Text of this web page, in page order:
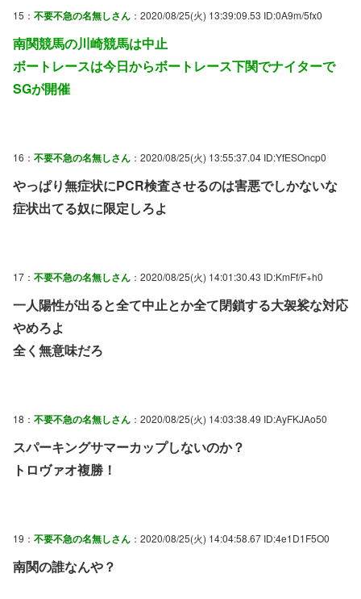
15： 不要不急の名無しさん ：2020/08/25(火) 13:39:09.53 ID:0A9m/5fx0
南関競馬の川崎競馬は中止
ボートレースは今日からボートレース下関でナイターで
SGが開催
16： 不要不急の名無しさん ：2020/08/25(火) 13:55:37.04 ID:YfESOncp0
やっぱり無症状にPCR検査させるのは害悪でしかないな
症状出てる奴に限定しろよ
17： 不要不急の名無しさん ：2020/08/25(火) 14:01:30.43 ID:KmFf/F+h0
一人陽性が出ると全て中止とか全て閉鎖する大袈裟な対応
やめろよ
全く無意味だろ
18： 不要不急の名無しさん ：2020/08/25(火) 14:03:38.49 ID:AyFKJAo50
スパーキングサマーカップしないのか？
トロヴァオ複勝！
19： 不要不急の名無しさん ：2020/08/25(火) 14:04:58.67 ID:4e1D1F5O0
南関の誰なんや？